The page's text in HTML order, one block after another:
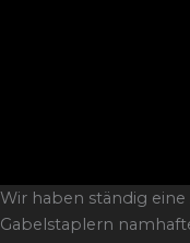
Wir haben ständig
Gabelstaplern